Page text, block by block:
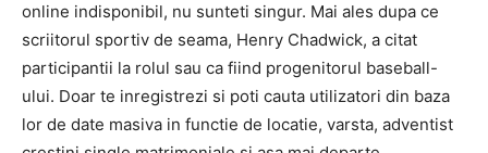
online indisponibil, nu sunteti singur. Mai ales dupa ce
scriitorul sportiv de seama, Henry Chadwick, a citat
participantii la rolul sau ca fiind progenitorul baseball-
ului. Doar te inregistrezi si poti cauta utilizatori din baza
lor de date masiva in functie de locatie, varsta, adventist